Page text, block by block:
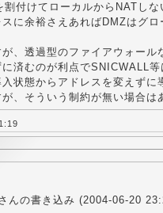
割付けてローカルからNATし
に余裕さえあればDMZはグロ
、透過型のファイアウォー
済むのが利点でSNICWALL
状態からアドレスを変えず
、そういう制約が無い場合は
んの書き込み (2004-06-20